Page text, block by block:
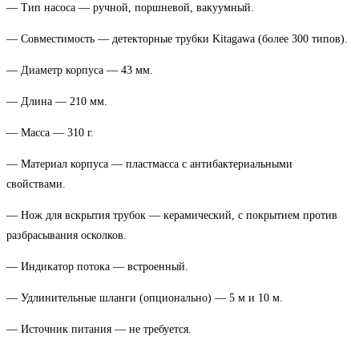
— Тип насоса — ручной, поршневой, вакуумный.
— Совместимость — детекторные трубки Kitagawa (более 300 типов).
— Диаметр корпуса — 43 мм.
— Длина — 210 мм.
— Масса — 310 г.
— Материал корпуса — пластмасса с антибактериальными
свойствами.
— Нож для вскрытия трубок — керамический, с покрытием против
разбрасывания осколков.
— Индикатор потока — встроенный.
— Удлинительные шланги (опционально) — 5 м и 10 м.
— Источник питания — не требуется.